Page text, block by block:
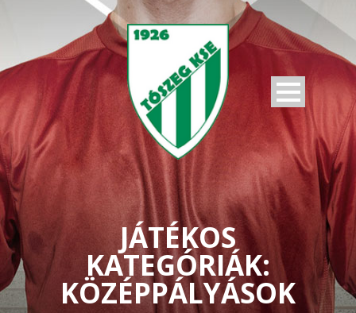
JÁTÉKOS
KATEGÓRIÁK:
KÖZÉPPÁLYÁSOK